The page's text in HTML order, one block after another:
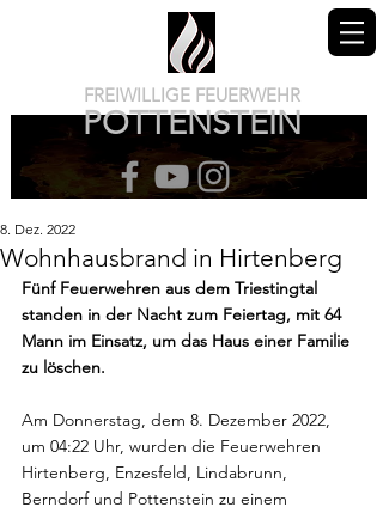
FREIWILLIGE FEUERWEHR
POTTENSTEIN
Wohnhausbrand in Hirtenberg
8. Dez. 2022
Fünf Feuerwehren aus dem Triestingtal
standen in der Nacht zum Feiertag, mit 64
Mann im Einsatz, um das Haus einer Familie
zu löschen.
Am Donnerstag, dem 8. Dezember 2022,
um 04:22 Uhr, wurden die Feuerwehren
Hirtenberg, Enzesfeld, Lindabrunn,
Berndorf und Pottenstein zu einem